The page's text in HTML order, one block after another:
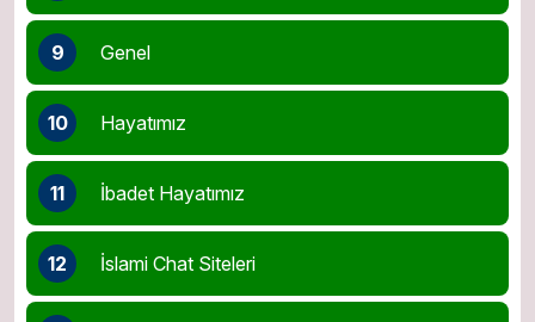
9 Genel
10 Hayatımız
11 İbadet Hayatımız
12 İslami Chat Siteleri